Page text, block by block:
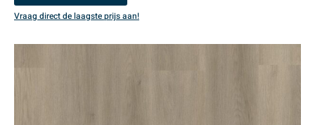
Vraag direct de laagste prijs aan!